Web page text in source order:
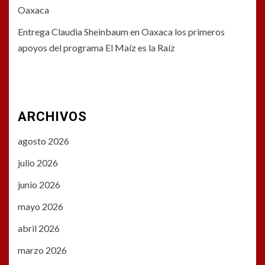
Oaxaca
Entrega Claudia Sheinbaum en Oaxaca los primeros
apoyos del programa El Maíz es la Raíz
ARCHIVOS
agosto 2026
julio 2026
junio 2026
mayo 2026
abril 2026
marzo 2026